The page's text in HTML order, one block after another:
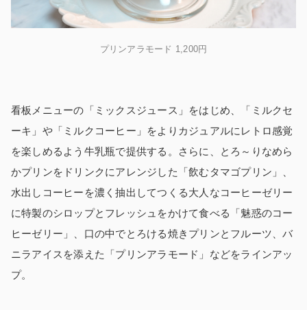
プリンアラモード 1,200円
看板メニューの「ミックスジュース」をはじめ、「ミルクセ
ーキ」や「ミルクコーヒー」をよりカジュアルにレトロ感覚
を楽しめるよう牛乳瓶で提供する。さらに、とろ～りなめら
かプリンをドリンクにアレンジした「飲むタマゴプリン」、
水出しコーヒーを濃く抽出してつくる大人なコーヒーゼリー
に特製のシロップとフレッシュをかけて食べる「魅惑のコー
ヒーゼリー」、口の中でとろける焼きプリンとフルーツ、バ
ニラアイスを添えた「プリンアラモード」などをラインアッ
プ。